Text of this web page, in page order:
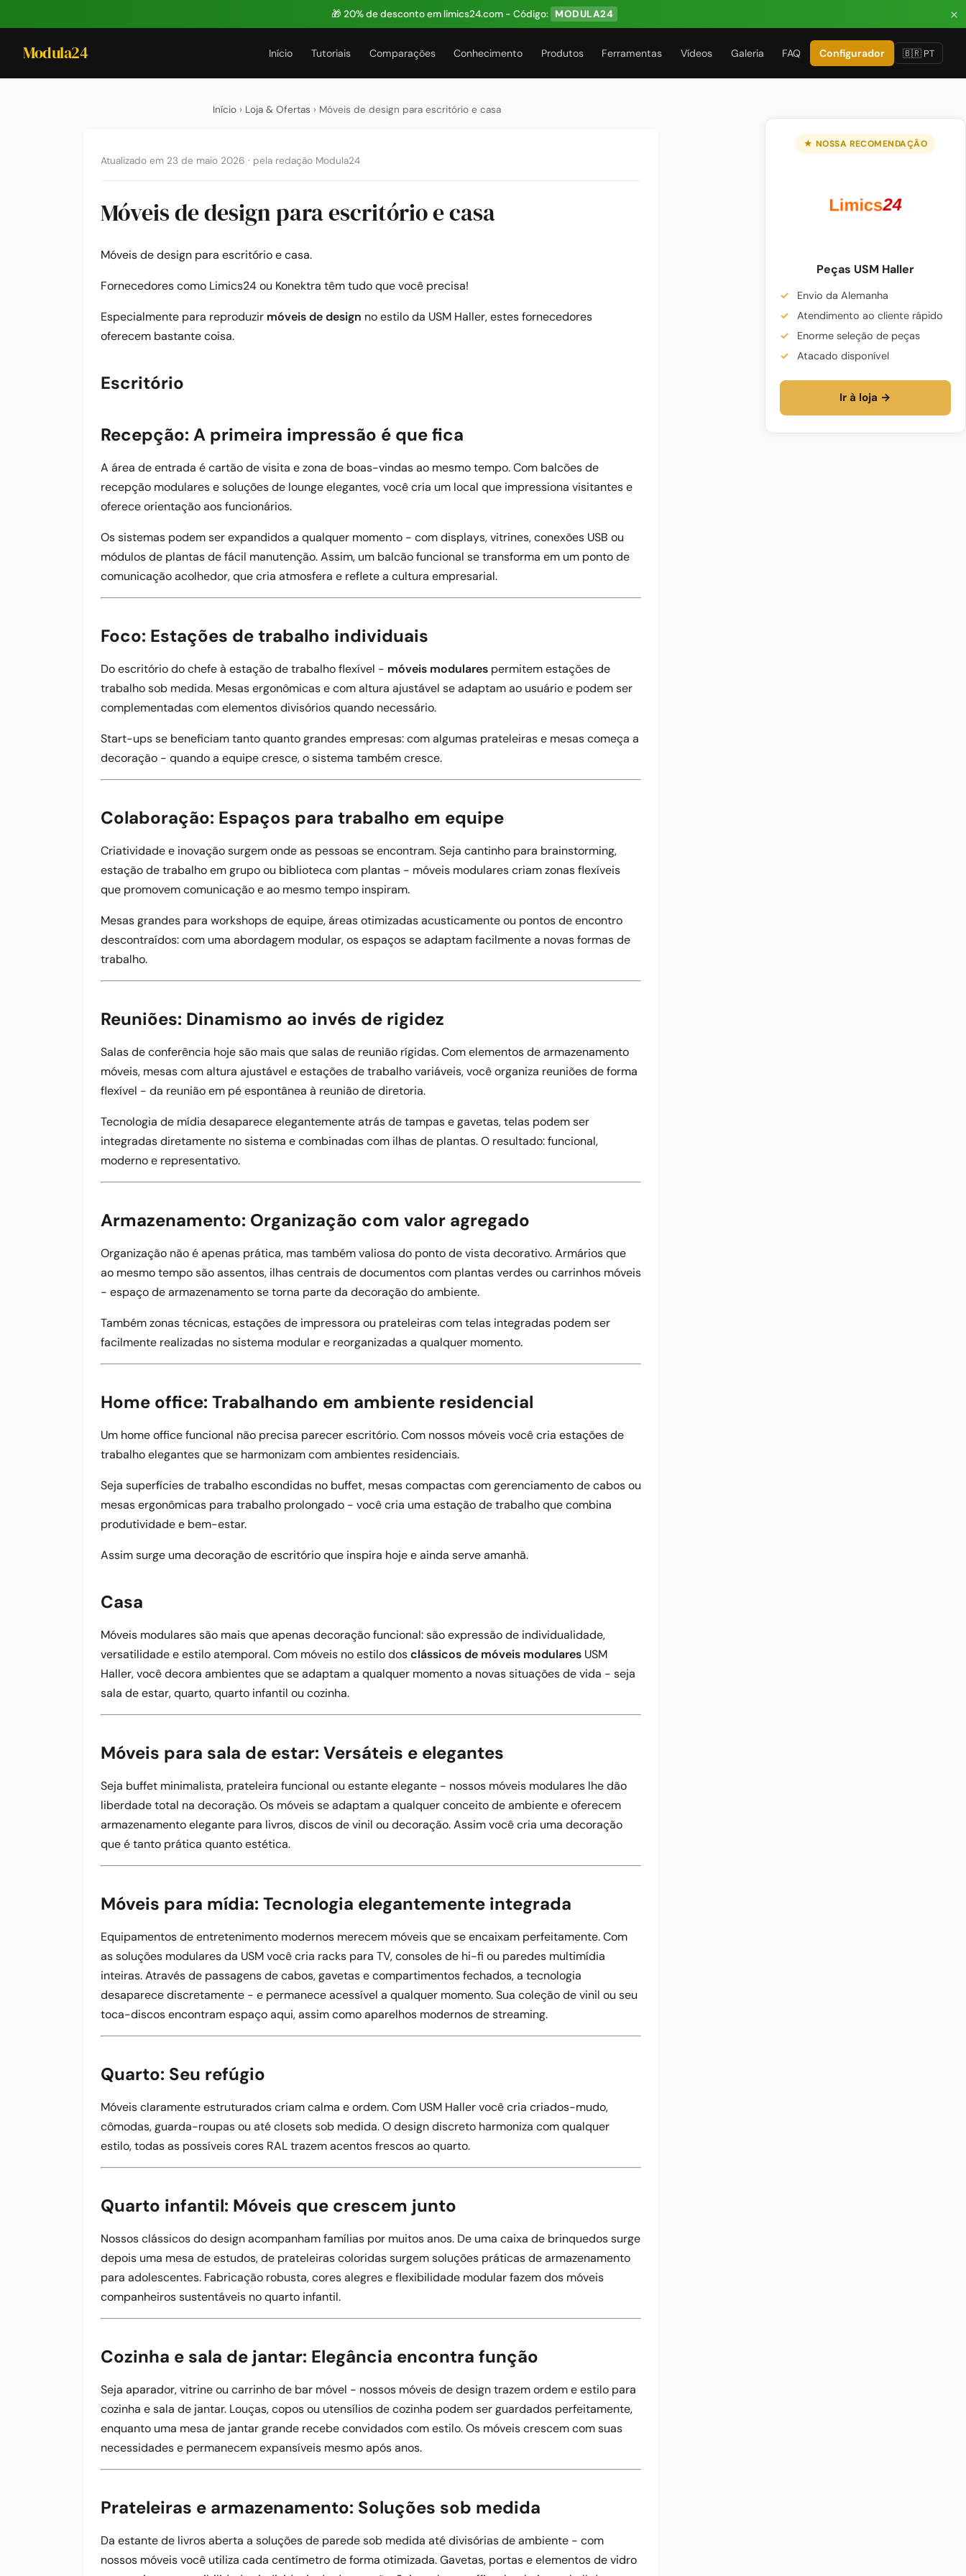
🎁 20% de desconto em limics24.com - Código: MODULA24 ×
Modula24 Início Tutoriais Comparações Conhecimento Produtos Ferramentas Vídeos Galeria FAQ Configurador 🇧🇷 PT
Início › Loja & Ofertas › Móveis de design para escritório e casa
Atualizado em 23 de maio 2026 · pela redação Modula24
Móveis de design para escritório e casa
Móveis de design para escritório e casa.
Fornecedores como Limics24 ou Konektra têm tudo que você precisa!
Especialmente para reproduzir móveis de design no estilo da USM Haller, estes fornecedores
oferecem bastante coisa.
Escritório
Recepção: A primeira impressão é que fica
A área de entrada é cartão de visita e zona de boas-vindas ao mesmo tempo. Com balcões de
recepção modulares e soluções de lounge elegantes, você cria um local que impressiona visitantes e
oferece orientação aos funcionários.
Os sistemas podem ser expandidos a qualquer momento - com displays, vitrines, conexões USB ou
módulos de plantas de fácil manutenção. Assim, um balcão funcional se transforma em um ponto de
comunicação acolhedor, que cria atmosfera e reflete a cultura empresarial.
Foco: Estações de trabalho individuais
Do escritório do chefe à estação de trabalho flexível - móveis modulares permitem estações de
trabalho sob medida. Mesas ergonômicas e com altura ajustável se adaptam ao usuário e podem ser
complementadas com elementos divisórios quando necessário.
Start-ups se beneficiam tanto quanto grandes empresas: com algumas prateleiras e mesas começa a
decoração - quando a equipe cresce, o sistema também cresce.
Colaboração: Espaços para trabalho em equipe
Criatividade e inovação surgem onde as pessoas se encontram. Seja cantinho para brainstorming,
estação de trabalho em grupo ou biblioteca com plantas - móveis modulares criam zonas flexíveis
que promovem comunicação e ao mesmo tempo inspiram.
Mesas grandes para workshops de equipe, áreas otimizadas acusticamente ou pontos de encontro
descontraídos: com uma abordagem modular, os espaços se adaptam facilmente a novas formas de
trabalho.
Reuniões: Dinamismo ao invés de rigidez
Salas de conferência hoje são mais que salas de reunião rígidas. Com elementos de armazenamento
móveis, mesas com altura ajustável e estações de trabalho variáveis, você organiza reuniões de forma
flexível - da reunião em pé espontânea à reunião de diretoria.
Tecnologia de mídia desaparece elegantemente atrás de tampas e gavetas, telas podem ser
integradas diretamente no sistema e combinadas com ilhas de plantas. O resultado: funcional,
moderno e representativo.
Armazenamento: Organização com valor agregado
Organização não é apenas prática, mas também valiosa do ponto de vista decorativo. Armários que
ao mesmo tempo são assentos, ilhas centrais de documentos com plantas verdes ou carrinhos móveis
- espaço de armazenamento se torna parte da decoração do ambiente.
Também zonas técnicas, estações de impressora ou prateleiras com telas integradas podem ser
facilmente realizadas no sistema modular e reorganizadas a qualquer momento.
Home office: Trabalhando em ambiente residencial
Um home office funcional não precisa parecer escritório. Com nossos móveis você cria estações de
trabalho elegantes que se harmonizam com ambientes residenciais.
Seja superfícies de trabalho escondidas no buffet, mesas compactas com gerenciamento de cabos ou
mesas ergonômicas para trabalho prolongado - você cria uma estação de trabalho que combina
produtividade e bem-estar.
Assim surge uma decoração de escritório que inspira hoje e ainda serve amanhã.
Casa
Móveis modulares são mais que apenas decoração funcional: são expressão de individualidade,
versatilidade e estilo atemporal. Com móveis no estilo dosclássicos de móveis modulares USM
Haller, você decora ambientes que se adaptam a qualquer momento a novas situações de vida - seja
sala de estar, quarto, quarto infantil ou cozinha.
Móveis para sala de estar: Versáteis e elegantes
Seja buffet minimalista, prateleira funcional ou estante elegante - nossos móveis modulares lhe dão
liberdade total na decoração. Os móveis se adaptam a qualquer conceito de ambiente e oferecem
armazenamento elegante para livros, discos de vinil ou decoração. Assim você cria uma decoração
que é tanto prática quanto estética.
Móveis para mídia: Tecnologia elegantemente integrada
Equipamentos de entretenimento modernos merecem móveis que se encaixam perfeitamente. Com
as soluções modulares da USM você cria racks para TV, consoles de hi-fi ou paredes multimídia
inteiras. Através de passagens de cabos, gavetas e compartimentos fechados, a tecnologia
desaparece discretamente - e permanece acessível a qualquer momento. Sua coleção de vinil ou seu
toca-discos encontram espaço aqui, assim como aparelhos modernos de streaming.
Quarto: Seu refúgio
Móveis claramente estruturados criam calma e ordem. Com USM Haller você cria criados-mudo,
cômodas, guarda-roupas ou até closets sob medida. O design discreto harmoniza com qualquer
estilo, todas as possíveis cores RAL trazem acentos frescos ao quarto.
Quarto infantil: Móveis que crescem junto
Nossos clássicos do design acompanham famílias por muitos anos. De uma caixa de brinquedos surge
depois uma mesa de estudos, de prateleiras coloridas surgem soluções práticas de armazenamento
para adolescentes. Fabricação robusta, cores alegres e flexibilidade modular fazem dos móveis
companheiros sustentáveis no quarto infantil.
Cozinha e sala de jantar: Elegância encontra função
Seja aparador, vitrine ou carrinho de bar móvel - nossos móveis de design trazem ordem e estilo para
cozinha e sala de jantar. Louças, copos ou utensílios de cozinha podem ser guardados perfeitamente,
enquanto uma mesa de jantar grande recebe convidados com estilo. Os móveis crescem com suas
necessidades e permanecem expansíveis mesmo após anos.
Prateleiras e armazenamento: Soluções sob medida
Da estante de livros aberta a soluções de parede sob medida até divisórias de ambiente - com
nossos móveis você utiliza cada centímetro de forma otimizada. Gavetas, portas e elementos de vidro
★ NOSSA RECOMENDAÇÃO
Peças USM Haller
Envio da Alemanha
Atendimento ao cliente rápido
Enorme seleção de peças
Atacado disponível
Ir à loja →